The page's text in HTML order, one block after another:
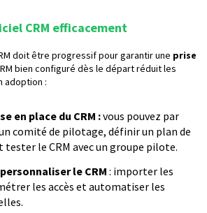
CRM efficacement
doit être progressif pour garantir une prise
bien configuré dès le départ réduit les
adoption :
en place du CRM :vous pouvez par
comité de pilotage, définir un plan de
le CRM avec un groupe pilote.
le CRM : importer les
les accès et automatiser les